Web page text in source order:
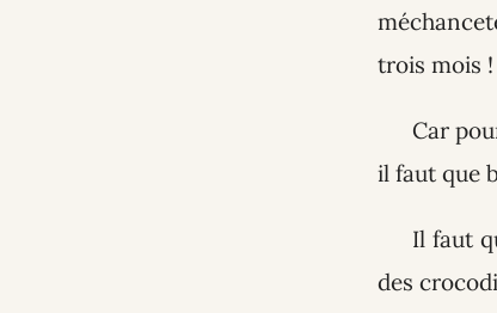
trois mois
Car
il faut que
Il faut
des